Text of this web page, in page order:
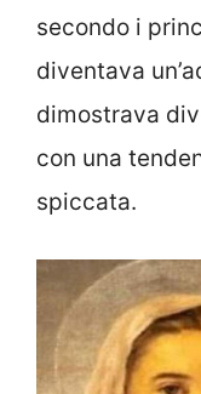
secondo i
diventava
dimostrava
con una
spiccata.